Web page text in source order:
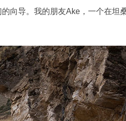
向导。我的朋友Ake，一个在坦